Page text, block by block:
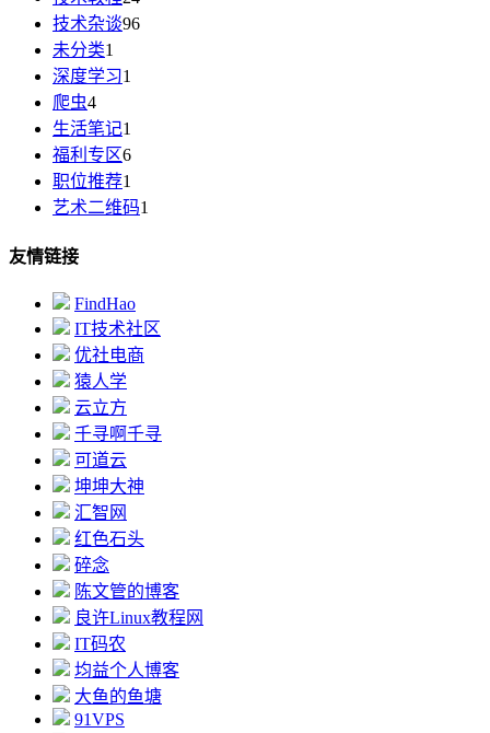
技术杂谈96
未分类1
深度学习1
爬虫4
生活笔记1
福利专区6
职位推荐1
艺术二维码1
友情链接
FindHao
IT技术社区
优社电商
猿人学
云立方
千寻啊千寻
可道云
坤坤大神
汇智网
红色石头
碎念
陈文管的博客
良许Linux教程网
IT码农
均益个人博客
大鱼的鱼塘
91VPS